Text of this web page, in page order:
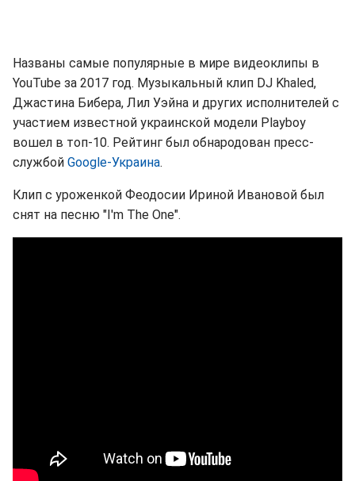
Названы самые популярные в мире видеоклипы в
YouTube за 2017 год. Музыкальный клип DJ Khaled,
Джастина Бибера, Лил Уэйна и других исполнителей с
участием известной украинской модели Playboy
вошел в топ-10. Рейтинг был обнародован пресс-
службой Google-Украина.
Клип с уроженкой Феодосии Ириной Ивановой был
снят на песню "I'm The One".